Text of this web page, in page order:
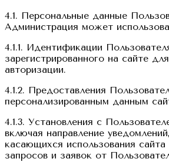
4.1. Персональные данные
Администрация может
4.1.1. Идентификации
зарегистрированного на сайте
авторизации.
4.1.2. Предоставления
персонализированным данным
4.1.3. Установления с
включая направление
касающихся использования
запросов и заявок от